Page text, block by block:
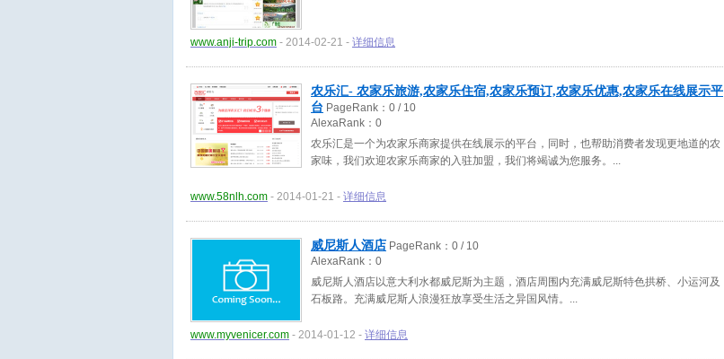
www.anji-trip.com - 2014-02-21 - 详细信息
农乐汇- 农家乐旅游,农家乐住宿,农家乐预订,农家乐优惠,农家乐在线展示平
台 PageRank： 0 / 10
AlexaRank： 0
农乐汇是一个为农家乐商家提供在线展示的平台，同时，也帮助消费者发现更地道的农
家味，我们欢迎农家乐商家的入驻加盟，我们将竭诚为您服务。
www.58nlh.com - 2014-01-21 - 详细信息
威尼斯人酒店 PageRank： 0 / 10
AlexaRank： 0
威尼斯人酒店以意大利水都威尼斯为主题，酒店周围内充满威尼斯特色拱桥、小运河及
石板路。充满威尼斯人浪漫狂放享受生活之异国风情。
www.myvenicer.com - 2014-01-12 - 详细信息